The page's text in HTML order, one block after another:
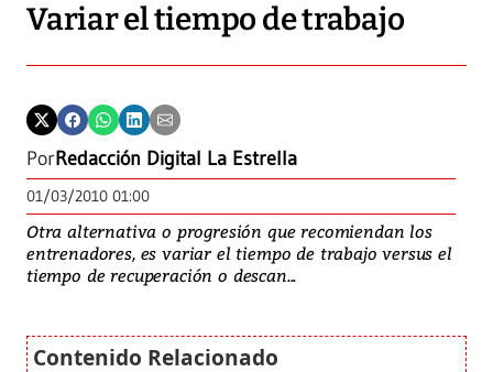
Variar el tiempo de trabajo
PorRedacción Digital La Estrella
01/03/2010 01:00
Otra alternativa o progresión que recomiendan los
entrenadores, es variar el tiempo de trabajo versus el
tiempo de recuperación o descan...